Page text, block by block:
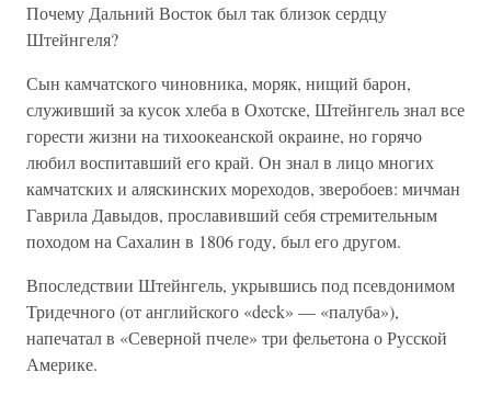
Почему Дальний Восток был так близок сердцу
Штейнгеля?
Сын камчатского чиновника, моряк, нищий барон,
служивший за кусок хлеба в Охотске, Штейнгель знал все
горести жизни на тихоокеанской окраине, но горячо
любил воспитавший его край. Он знал в лицо многих
камчатских и аляскинских мореходов, зверобоев: мичман
Гаврила Давыдов, прославивший себя стремительным
походом на Сахалин в 1806 году, был его другом.
Впоследствии Штейнгель, укрывшись под псевдонимом
Тридечного (от английского «deck» — «палуба»),
напечатал в «Северной пчеле» три фельетона о Русской
Америке.